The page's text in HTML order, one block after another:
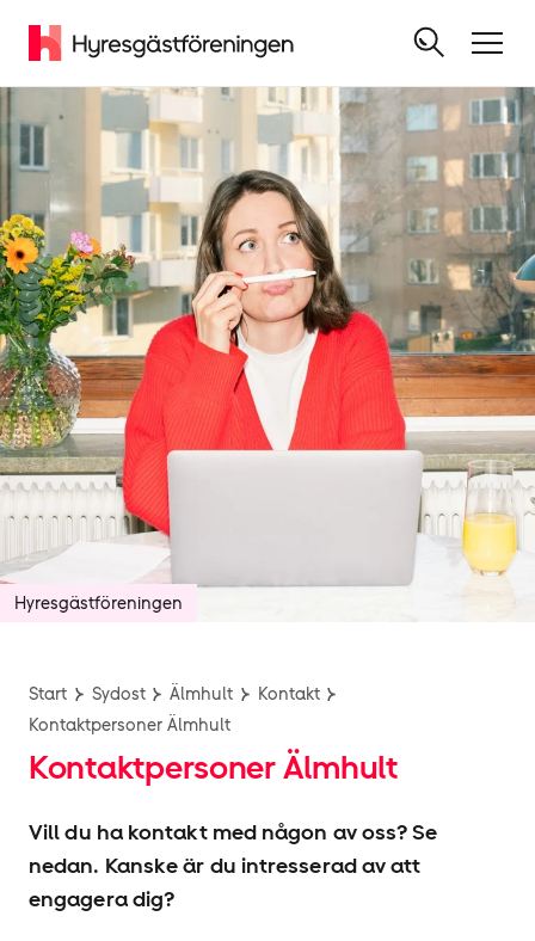
Hyresgäst­föreningen
Start Sydost Älmhult
Kontakt
Kontaktpersoner Älmhult
Kontaktpersoner Älmhult
Vill du ha kontakt med någon av oss? Se
nedan. Kanske är du intresserad av att
engagera dig?